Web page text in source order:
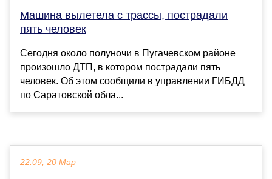
Машина вылетела с трассы, пострадали
пять человек
Сегодня около полуночи в Пугачевском районе
произошло ДТП, в котором пострадали пять
человек. Об этом сообщили в управлении ГИБДД
по Саратовской обла...
22:09, 20 Мар